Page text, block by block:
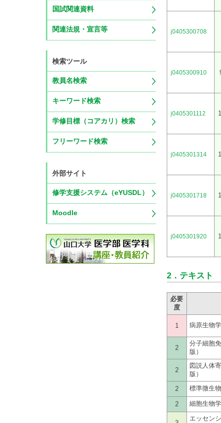
国試関連資料
関連法規・宣言等
検索ツール
教員名検索
キーワード検索
学修目標（コアカリ）検索
フリーワード検索
外部サイト
修学支援システム（eYUSDL）
Moodle
j0405300708
j0405300910
j0405301112
j0405301314
j0405301718
j0405301920
2． テキスト
必要
度
1 病原生物
2
分子細胞
版）
2
図説人体
版）
2
標準微生
2 細胞生物
エッセン